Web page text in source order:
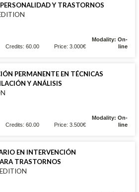
Y TRASTORNOS
Credits: 60.00 Price: 3.000€
Modality: On-
line
PERMANENTE EN TÉCNICAS
Y ANÁLISIS
Credits: 60.00 Price: 3.500€
Modality: On-
line
EN INTERVENCIÓN
TRASTORNOS